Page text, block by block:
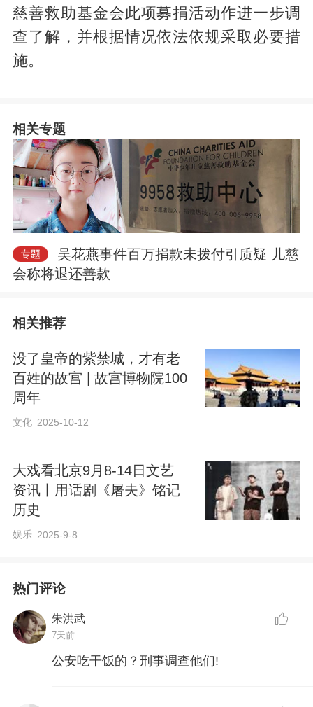
慈善救助基金会此项募捐活动作进一步调
查了解，并根据情况依法依规采取必要措
施。
相关专题
吴花燕事件百万捐款未拨付引质疑 儿慈
会称将退还善款
相关推荐
没了皇帝的紫禁城，才有老
百姓的故宫 | 故宫博物院100
周年
文化 2025-10-12
大戏看北京9月8-14日文艺
资讯丨用话剧《屠夫》铭记
历史
娱乐 2025-9-8
热门评论
朱洪武
7天前
公安吃干饭的？刑事调查他们!